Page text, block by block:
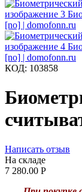
КОД: 103858
Написать отзыв
На складе
7 280.00 Р